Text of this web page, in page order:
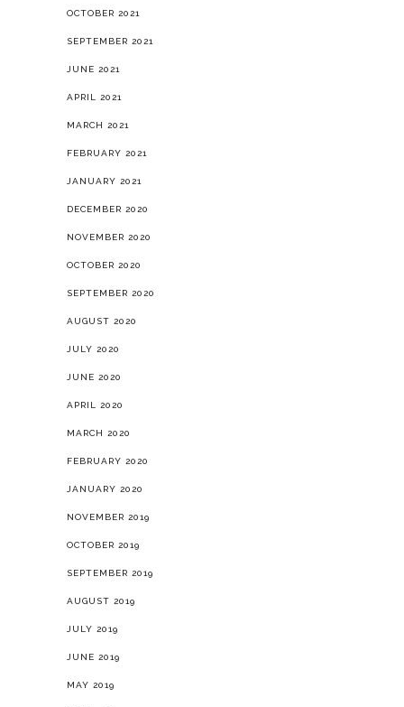
OCTOBER 2021
SEPTEMBER 2021
JUNE 2021
APRIL 2021
MARCH 2021
FEBRUARY 2021
JANUARY 2021
DECEMBER 2020
NOVEMBER 2020
OCTOBER 2020
SEPTEMBER 2020
AUGUST 2020
JULY 2020
JUNE 2020
APRIL 2020
MARCH 2020
FEBRUARY 2020
JANUARY 2020
NOVEMBER 2019
OCTOBER 2019
SEPTEMBER 2019
AUGUST 2019
JULY 2019
JUNE 2019
MAY 2019